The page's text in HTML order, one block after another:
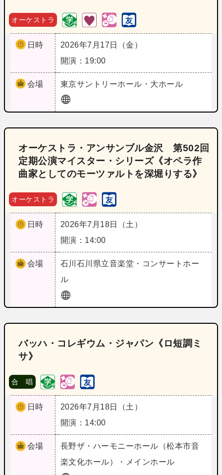
オーケストラ
日時
2026年7月17日（金）
開演：19:00
会場 東京サントリーホール・大ホール
オーケストラ・アンサンブル金沢 第502回
定期公演マイスター・シリーズ《オペラ作
曲家としてのモーツァルトを深堀りする》
オーケストラ
日時
2026年7月18日（土）
開演：14:00
会場 石川 石川県立音楽堂・コンサートホー
ル
バッハ・コレギウム・ジャパン《ロ短調ミ
サ》
合 唱
日時
2026年7月18日（土）
開演：14:00
会場 長野ザ・ハーモニーホール（松本市音
楽文化ホール）・メインホール